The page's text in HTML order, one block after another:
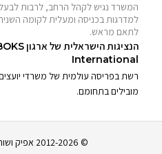
המשרד נגיש לקהל הרחב, לרבות
למדרגות בכניסה ומעלית לקומה
לתאם מראש.
הנציגות הישראלית של ארגון
International
רשת בפריסה עולמית של משרדי
מובילים בתחומם.
© 2012-2026 אפיק ושות׳ עורכי דין ונוטריונים